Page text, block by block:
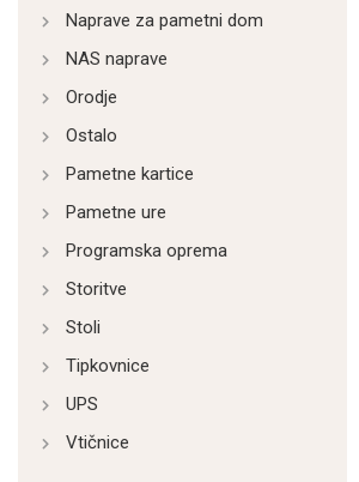
Naprave za pametni dom
NAS naprave
Orodje
Ostalo
Pametne kartice
Pametne ure
Programska oprema
Storitve
Stoli
Tipkovnice
UPS
Vtičnice